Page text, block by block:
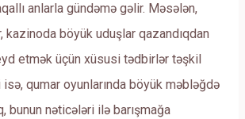
anlarla gündəmə gəlir. Məsələn,
kazinoda böyük uduşlar qazandıqdan
etmək üçün xüsusi tədbirlər təşkil
qumar oyunlarında böyük məbləğdə
bunun nəticələri ilə barışmağa